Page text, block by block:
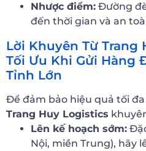
Nhược điểm: Đường
đến thời gian và an
Lời Khuyên Từ Trang
Tối Ưu Khi Gửi Hàng
Tỉnh Lớn
Để đảm bảo hiệu quả tối
Trang Huy Logistics
Lên kế hoạch sớm:
Nội, miền Trung), hãy